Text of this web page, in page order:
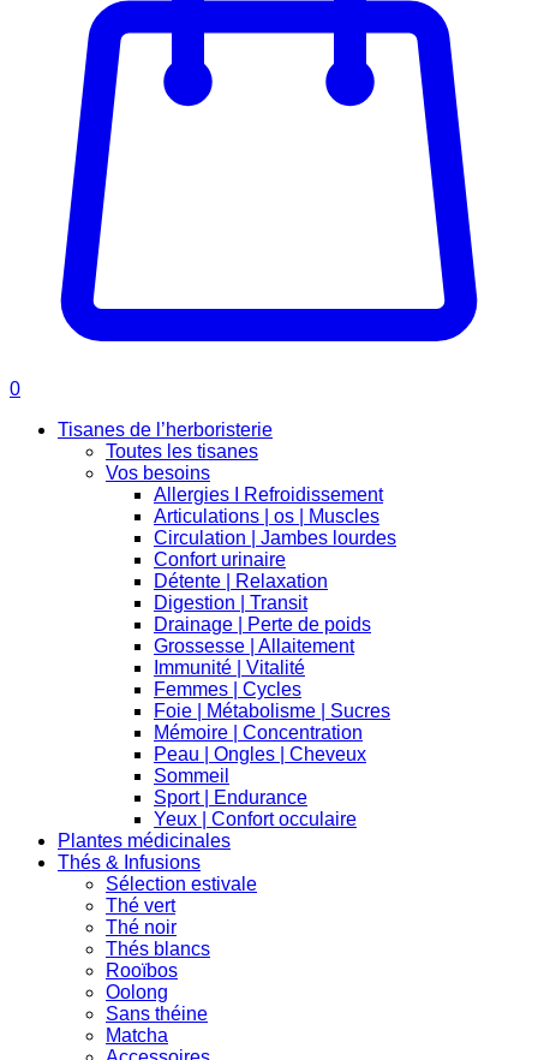
0
Tisanes de l’herboristerie
Toutes les tisanes
Vos besoins
Allergies I Refroidissement
Articulations | os | Muscles
Circulation | Jambes lourdes
Confort urinaire
Détente | Relaxation
Digestion | Transit
Drainage | Perte de poids
Grossesse | Allaitement
Immunité | Vitalité
Femmes | Cycles
Foie | Métabolisme | Sucres
Mémoire | Concentration
Peau | Ongles | Cheveux
Sommeil
Sport | Endurance
Yeux | Confort occulaire
Plantes médicinales
Thés & Infusions
Sélection estivale
Thé vert
Thé noir
Thés blancs
Rooïbos
Oolong
Sans théine
Matcha